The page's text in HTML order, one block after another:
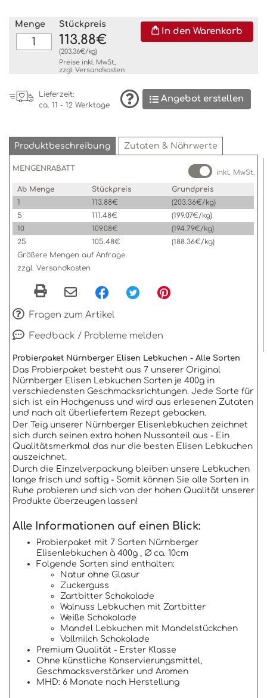
Menge Stückpreis
113.88€
(203.36€/kg)
Preise inkl. MwSt.,
zzgl. Versandkosten
In den Warenkorb
Lieferzeit:
ca. 11 - 12 Werktage
Angebot erstellen
Produktbeschreibung Zutaten & Nährwerte
MENGENRABATT
inkl. MwSt.
Ab Menge
Stückpreis
Grundpreis
1
113.88€
(203.36€/kg)
5
111.48€
(199.07€/kg)
10
109.08€
(194.79€/kg)
25
105.48€
(188.36€/kg)
Größere Mengen auf Anfrage
zzgl. Versandkosten
Fragen zum Artikel
Feedback / Probleme melden
Probierpaket Nürnberger Elisen Lebkuchen - Alle Sorten
Das Probierpaket besteht aus 7 unserer Original
Nürnberger Elisen Lebkuchen Sorten je 400g in
verschiedensten Geschmacksrichtungen. Jede Sorte für
sich ist ein Hochgenuss und wird aus erlesenen Zutaten
und nach alt überliefertem Rezept gebacken.
Der Teig unserer Nürnberger Elisenlebkuchen zeichnet
sich durch seinen extra hohen Nussanteil aus - Ein
Qualitätsmerkmal das nur die besten Elisen Lebkuchen
auszeichnet.
Durch die Einzelverpackung bleiben unsere Lebkuchen
lange frisch und saftig - Somit können Sie alle Sorten in
Ruhe probieren und sich von der hohen Qualität unserer
Produkte überzeugen lassen!
Alle Informationen auf einen Blick:
Probierpaket mit 7 Sorten Nürnberger
Elisenlebkuchen à 400g , Ø ca. 10cm
Folgende Sorten sind enthalten:
Natur ohne Glasur
Zuckerguss
Zartbitter Schokolade
Walnuss Lebkuchen mit Zartbitter
Weiße Schokolade
Mandel Lebkuchen mit Mandelstückchen
Vollmilch Schokolade
Premium Qualität - Erster Klasse
Ohne künstliche Konservierungsmittel,
Geschmacksverstärker und Aromen
MHD: 6 Monate nach Herstellung